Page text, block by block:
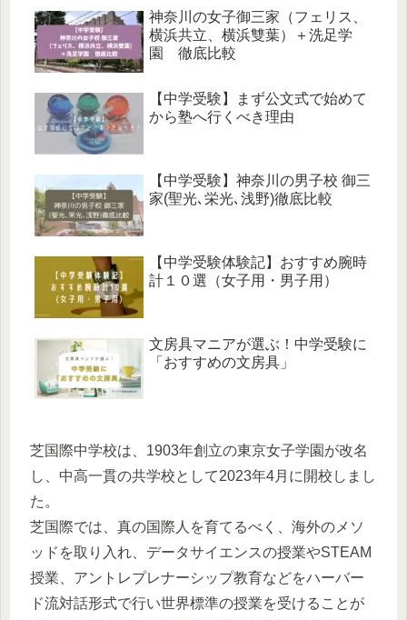
神奈川の女子御三家（フェリス、
横浜共立、横浜雙葉）＋洗足学
園 徹底比較
【中学受験】まず公文式で始めて
から塾へ行くべき理由
【中学受験】神奈川の男子校 御三
家(聖光､栄光､浅野)徹底比較
【中学受験体験記】おすすめ腕時
計１０選（女子用・男子用）
文房具マニアが選ぶ！中学受験に
「おすすめの文房具」
芝国際中学校は、1903年創立の東京女子学園が改名
し、中高一貫の共学校として2023年4月に開校しまし
た。
芝国際では、真の国際人を育てるべく、海外のメソ
ッドを取り入れ、データサイエンスの授業やSTEAM
授業、アントレプレナーシップ教育などをハーバー
ド流対話形式で行い世界標準の授業を受けることが